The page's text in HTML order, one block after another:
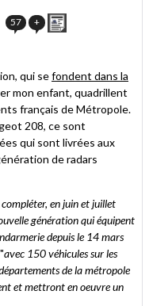
57 +
qui sefondent dans la
mon enfant, quadrillent
français de Métropole.
208, ce sont
qui sont livrées aux
de radars
en juin et juillet
génération qui équipent
depuis le 14 mars
avec 150 véhicules sur les
de la métropole
et mettront en oeuvre un